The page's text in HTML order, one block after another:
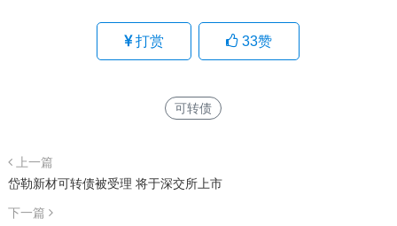
打赏 33赞
可转债
上一篇
岱勒新材可转债被受理 将于深交所上市
下一篇